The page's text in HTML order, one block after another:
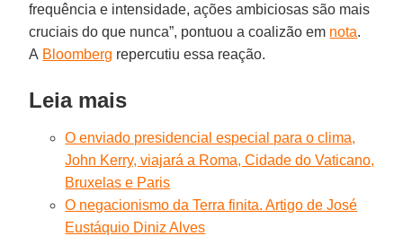
frequência e intensidade, ações ambiciosas são mais
cruciais do que nunca”, pontuou a coalizão em nota.
A Bloomberg repercutiu essa reação.
Leia mais
O enviado presidencial especial para o clima,
John Kerry, viajará a Roma, Cidade do Vaticano,
Bruxelas e Paris
O negacionismo da Terra finita. Artigo de José
Eustáquio Diniz Alves